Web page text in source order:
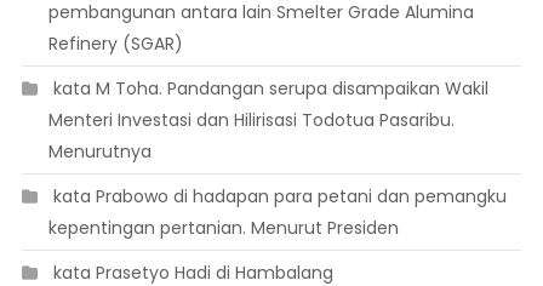
pembangunan antara lain Smelter Grade Alumina
Refinery (SGAR)
 kata M Toha. Pandangan serupa disampaikan Wakil
Menteri Investasi dan Hilirisasi Todotua Pasaribu.
Menurutnya
 kata Prabowo di hadapan para petani dan pemangku
kepentingan pertanian. Menurut Presiden
 kata Prasetyo Hadi di Hambalang